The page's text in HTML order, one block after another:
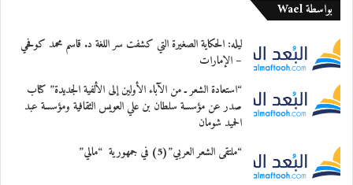
بواسطة Wael
ليله: الحكاية الصغيرة التي كشفت سر اللغة د. قاسم محمد كوفحي
– الإمارات
“استعادة الشعر ـ من الآباء الأولين إلى الألفية الجديدة” كتاب
صدر عن مؤسسة سلطان بن علي العويس الثقافية ومؤسسة عبد
الحميد شومان
“ملتقى الشعر العربي”(5) في جمهورية “مالي”